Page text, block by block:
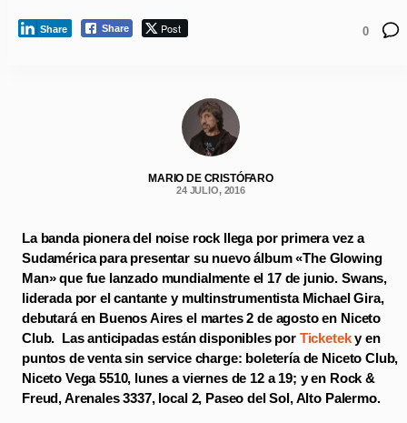
Share Post
Share 0
MARIO DE CRISTÓFARO
24 JULIO, 2016
La banda pionera del noise rock llega por primera vez a
Sudamérica para presentar su nuevo álbum «The Glowing
Man» que fue lanzado mundialmente el 17 de junio. Swans,
liderada por el cantante y multinstrumentista Michael Gira,
debutará en Buenos Aires el martes 2 de agosto en Niceto
Club. Las anticipadas están disponibles por Ticketeky en
puntos de venta sin service charge: boletería de Niceto Club,
Niceto Vega 5510, lunes a viernes de 12 a 19; y en Rock &
Freud, Arenales 3337, local 2, Paseo del Sol, Alto Palermo.